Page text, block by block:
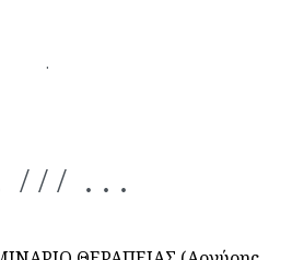
.
/ / / . . .